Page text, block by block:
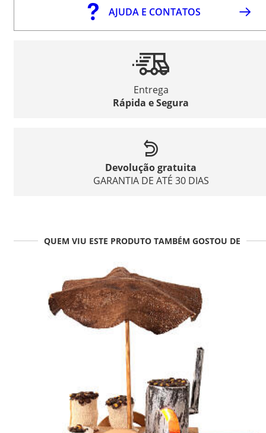
AJUDA E CONTATOS
Entrega
Rápida e Segura
Devolução gratuita
GARANTIA DE ATÉ 30 DIAS
QUEM VIU ESTE PRODUTO TAMBÉM GOSTOU DE